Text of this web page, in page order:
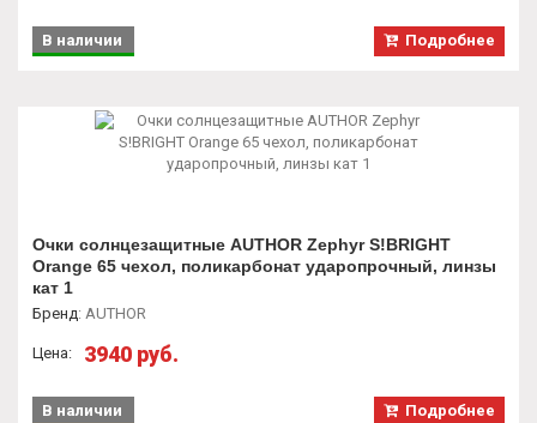
Подробнее
В наличии
Очки солнцезащитные AUTHOR Zephyr S!BRIGHT
Orange 65 чехол, поликарбонат ударопрочный, линзы
кат 1
Бренд: AUTHOR
Цена: 3940 руб.
Подробнее
В наличии